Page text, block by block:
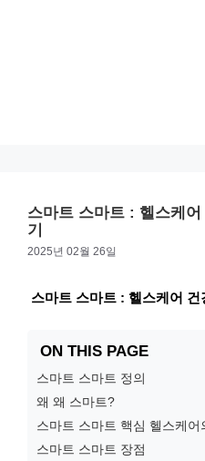
스마트 스마트 : 헬스케어
기
2025년 02월 26일
스마트 스마트 : 헬스케어
ON THIS PAGE
스마트 스마트 정의
왜 왜 스마트?
스마트 스마트 핵심 헬스케어
스마트 스마트 장점